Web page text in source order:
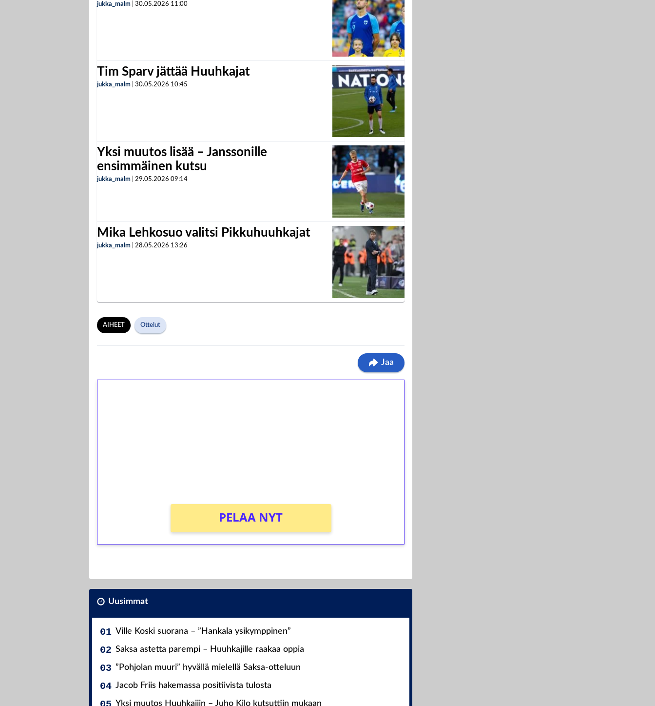
jukka_malm 30.05.2026 11:00
Tim Sparv jättää Huuhkajat
jukka_malm 30.05.2026 10:45
Yksi muutos lisää – Janssonille
ensimmäinen kutsu
jukka_malm 29.05.2026 09:14
Mika Lehkosuo valitsi Pikkuhuuhkajat
jukka_malm 28.05.2026 13:26
AIHEET Ottelut
Jaa
PELAA NYT
Uusimmat
Ville Koski suorana – ”Hankala ysikymppinen”
Saksa astetta parempi – Huuhkajille raakaa oppia
”Pohjolan muuri” hyvällä mielellä Saksa-otteluun
Jacob Friis hakemassa positiivista tulosta
Yksi muutos Huuhkajiin – Juho Kilo kutsuttiin mukaan